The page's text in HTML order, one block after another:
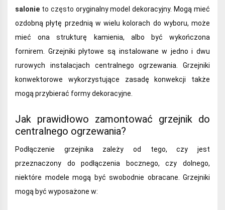
salonie to często oryginalny model dekoracyjny. Mogą mieć
ozdobną płytę przednią w wielu kolorach do wyboru, może
mieć ona strukturę kamienia, albo być wykończona
fornirem. Grzejniki płytowe są instalowane w jedno i dwu
rurowych instalacjach centralnego ogrzewania. Grzejniki
konwektorowe wykorzystujące zasadę konwekcji także
mogą przybierać formy dekoracyjne.
Jak prawidłowo zamontować grzejnik do
centralnego ogrzewania?
Podłączenie grzejnika zależy od tego, czy jest
przeznaczony do podłączenia bocznego, czy dolnego,
niektóre modele mogą być swobodnie obracane. Grzejniki
mogą być wyposażone w: